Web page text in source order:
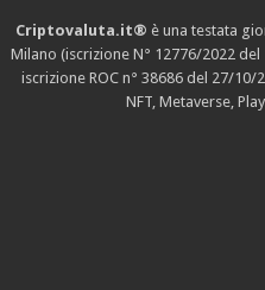
Criptovaluta.it® è una testata
Milano (iscrizione N° 12776/2022
iscrizione ROC n° 38686 del 27/10/
NFT, Metaverse,